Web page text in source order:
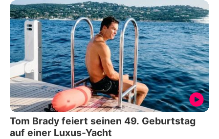
Tom Brady feiert seinen 49. Geburtstag
auf einer Luxus-Yacht